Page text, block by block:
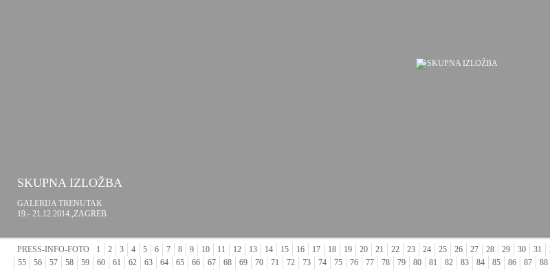
SKUPNA IZLOŽBA
GALERIJA TRENUTAK
19.- 21.12.2014.,ZAGREB
PRESS-INFO-FOTO 1 2 3 4 5 6 7 8 9 10 11 12 13 14 15 16 17 18 19 20 21 22 23 24 25 26 27 28 29 30 31
55
56 57 58 59 60 61 62 63 64 65 66 67 68 69 70 71 72 73 74 75 76 77 78 79 80 81 82 83 84 85 86 87 88